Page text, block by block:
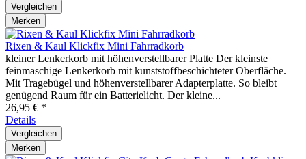
Vergleichen
Merken
Rixen & Kaul Klickfix Mini Fahrradkorb
kleiner Lenkerkorb mit höhenverstellbarer Platte Der kleinste
feinmaschige Lenkerkorb mit kunststoffbeschichteter Oberfläche.
Mit Tragebügel und höhenverstellbarer Adapterplatte. So bleibt
genügend Raum für ein Batterielicht. Der kleine...
26,95 € *
Details
Vergleichen
Merken